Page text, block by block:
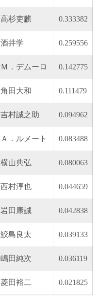
高杉吏麒 0.333382
酒井学 0.259556
Ｍ．デムーロ 0.142775
角田大和 0.111479
吉村誠之助 0.094962
Ａ．ルメート 0.083488
横山典弘 0.080063
西村淳也 0.044659
岩田康誠 0.042838
鮫島良太 0.039133
嶋田純次 0.036119
菱田裕二 0.021825